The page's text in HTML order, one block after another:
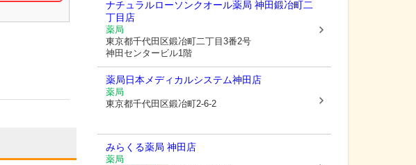
ナチュラルローソンクオール薬局 神田鍛冶町二
丁目店
薬局
東京都千代田区鍛冶町二丁目3番2号
神田センタービル1階
薬局日本メディカルシステム神田店
薬局
東京都千代田区鍛冶町2-6-2
みらくる薬局 神田店
薬局